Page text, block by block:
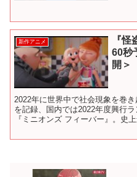
新作アニメ
『
60秒
開＞
2022年に世界中で社会現象を巻
を記録、国内では2022年度興行
『ミニオンズ フィーバー』。史